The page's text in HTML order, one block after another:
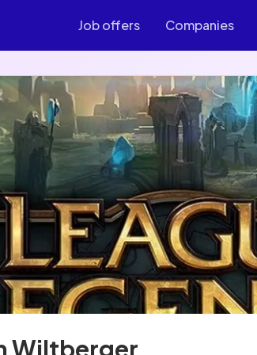
Job offers Companies
Wiltberger